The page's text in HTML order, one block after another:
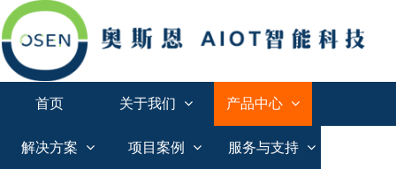
首页 关于我们 产品中心
解决方案 项目案例 服务与支持